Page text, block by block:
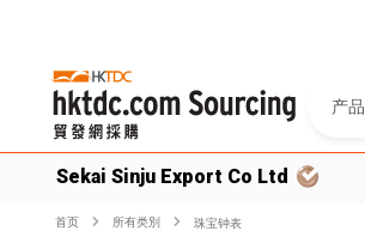
产品
Sekai Sinju Export Co Ltd
首页 所有类別
珠宝钟表